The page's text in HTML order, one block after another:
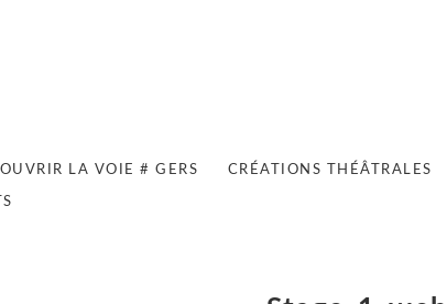
OUVRIR LA VOIE # GERS CRÉATIONS THÉÂTRALES